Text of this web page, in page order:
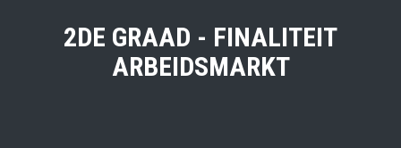
2DE GRAAD - FINALITEIT
ARBEIDSMARKT